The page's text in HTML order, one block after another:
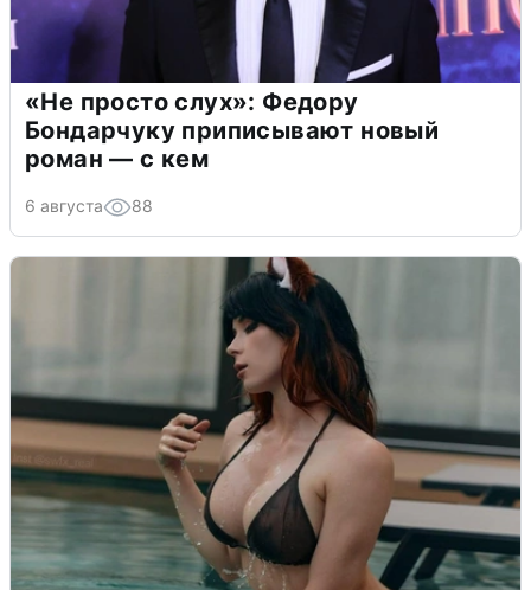
«Не просто слух»: Федору
Бондарчуку приписывают новый
роман — с кем
6 августа 88